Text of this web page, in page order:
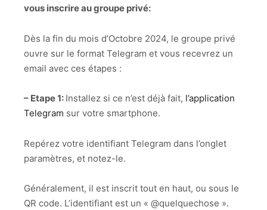
vous inscrire au groupe privé:
Dès la fin du mois d’Octobre 2024, le groupe privé
ouvre sur le format Telegram et vous recevrez un
email avec ces étapes :
– Etape 1: Installez si ce n’est déjà fait, l’application
Telegram sur votre smartphone.
Repérez votre identifiant Telegram dans l’onglet
paramètres, et notez-le.
Généralement, il est inscrit tout en haut, ou sous le
QR code. L’identifiant est un « @quelquechose ».